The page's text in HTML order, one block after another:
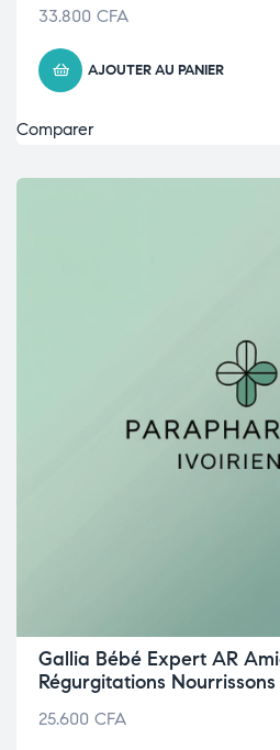
33.800 CFA
AJOUTER AU PANIER
Comparer
Gallia Bébé Expert AR
Régurgitations
25.600 CFA